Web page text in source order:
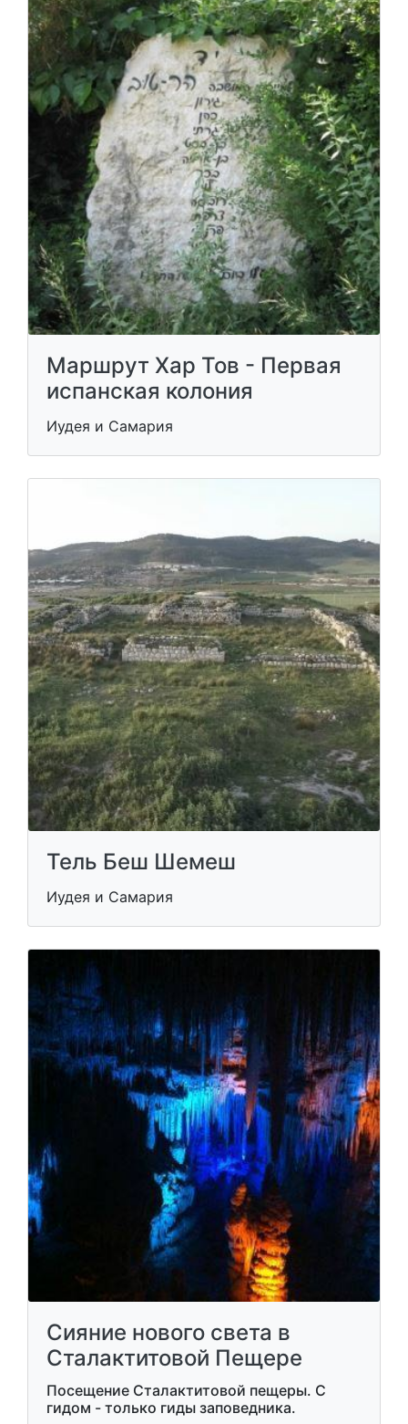
Маршрут Хар Тов - Первая
испанская колония
Иудея и Самария
Тель Беш Шемеш
Иудея и Самария
Сияние нового света в
Сталактитовой Пещере
Посещение Сталактитовой пещеры. С
гидом - только гиды заповедника.